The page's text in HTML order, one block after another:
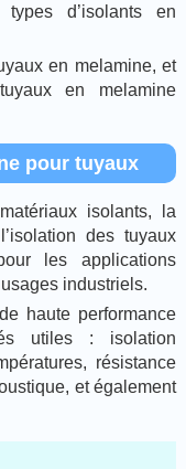
d’isolants en
en melamine, et
en melamine
pour tuyaux
isolants, la
des tuyaux
les applications
industriels.
haute performance
utiles : isolation
résistance
et également